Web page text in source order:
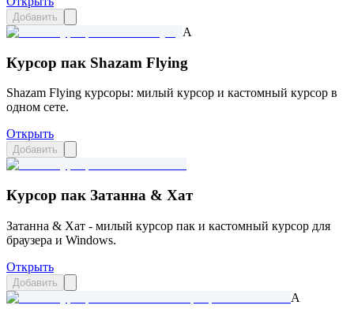
Добавить
A
Курсор пак Shazam Flying
Shazam Flying курсоры: милый курсор и кастомный курсор в
одном сете.
Открыть
Добавить
Курсор пак Затанна & Хат
Затанна & Хат - милый курсор пак и кастомный курсор для
браузера и Windows.
Открыть
Добавить
A